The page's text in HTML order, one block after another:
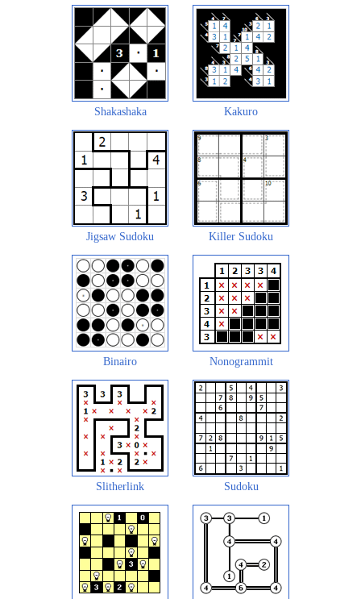
Shakashaka Kakuro
Jigsaw Sudoku Killer Sudoku
Binairo Nonogrammit
Slitherlink Sudoku